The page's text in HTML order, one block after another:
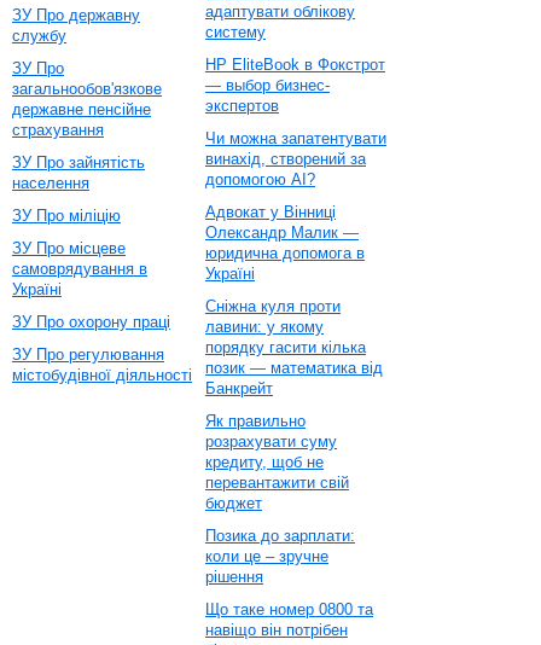
ЗУ Про державну
службу
ЗУ Про
загальнообов'язкове
державне пенсійне
страхування
ЗУ Про зайнятість
населення
ЗУ Про міліцію
ЗУ Про місцеве
самоврядування в
Україні
ЗУ Про охорону праці
ЗУ Про регулювання
містобудівної діяльності
адаптувати облікову
систему
HP EliteBook в Фокстрот
— выбор бизнес-
экспертов
Чи можна запатентувати
винахід, створений за
допомогою AI?
Адвокат у Вінниці
Олександр Малик —
юридична допомога в
Україні
Сніжна куля проти
лавини: у якому
порядку гасити кілька
позик — математика від
Банкрейт
Як правильно
розрахувати суму
кредиту, щоб не
перевантажити свій
бюджет
Позика до зарплати:
коли це – зручне
рішення
Що таке номер 0800 та
навіщо він потрібен